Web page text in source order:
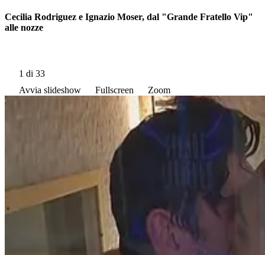
Cecilia Rodriguez e Ignazio Moser, dal "Grande Fratello Vip"
alle nozze
1 di 33
Avvia slideshow
Fullscreen Zoom